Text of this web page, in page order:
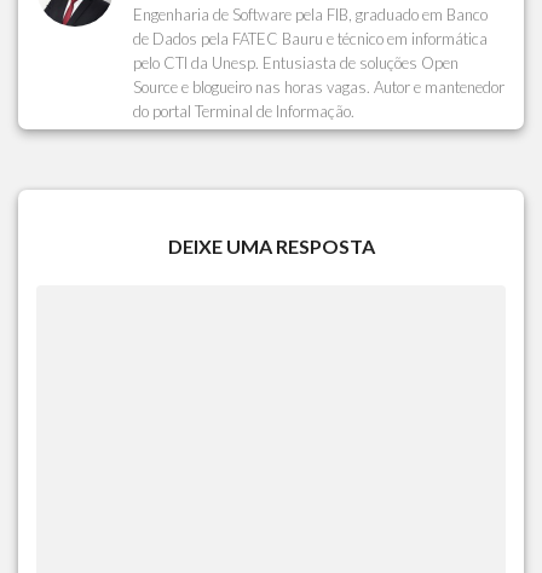
Engenharia de Software pela FIB, graduado em Banco
de Dados pela FATEC Bauru e técnico em informática
pelo CTI da Unesp. Entusiasta de soluções Open
Source e blogueiro nas horas vagas. Autor e mantenedor
do portal Terminal de Informação.
DEIXE UMA RESPOSTA